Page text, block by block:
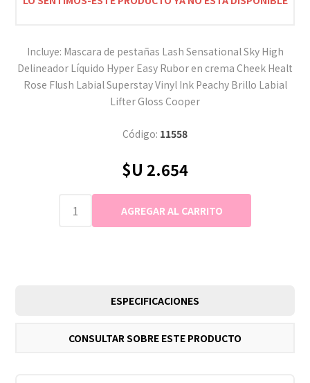
Incluye: Mascara de pestañas Lash Sensational Sky High
Delineador Líquido Hyper Easy Rubor en crema Cheek Healt
Rose Flush Labial Superstay Vinyl Ink Peachy Brillo Labial
Lifter Gloss Cooper
Código: 11558
$U 2.654
ESPECIFICACIONES
CONSULTAR SOBRE ESTE PRODUCTO